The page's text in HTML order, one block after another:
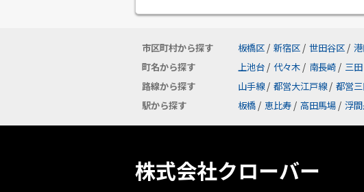
市区町村から探す 板橋区 / 新宿区 / 世田谷区 /
町名から探す
上池台 / 代々木 / 南長崎 / 三田
路線から探す
山手線 / 都営大江戸線 / 都営
駅から探す
板橋 / 恵比寿 / 高田馬場 / 浮
株式会社クローバー